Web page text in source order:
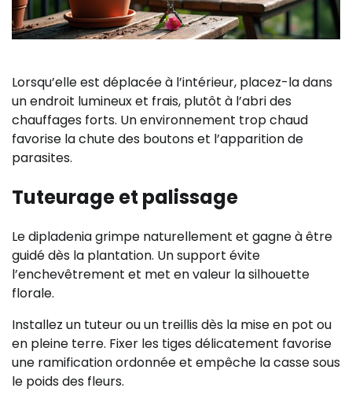
Lorsqu’elle est déplacée à l’intérieur, placez-la dans
un endroit lumineux et frais, plutôt à l’abri des
chauffages forts. Un environnement trop chaud
favorise la chute des boutons et l’apparition de
parasites.
Tuteurage et palissage
Le dipladenia grimpe naturellement et gagne à être
guidé dès la plantation. Un support évite
l’enchevêtrement et met en valeur la silhouette
florale.
Installez un tuteur ou un treillis dès la mise en pot ou
en pleine terre. Fixer les tiges délicatement favorise
une ramification ordonnée et empêche la casse sous
le poids des fleurs.